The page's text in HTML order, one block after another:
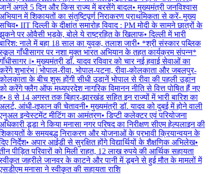
अगले 5 दिन और किस राज्य में बरसेंगे बादल• मुख्यमंत्री जनविश्वास
में शिकायतों का संतुष्टिपूर्ण निराकरण प्राथमिकता से करें- मुख्य
• IIT दिल्ली के दीक्षांत समारोह विवाद : PM मोदी के सामने छात्रों के
पर ओवैसी भड़के, बोले ये राष्ट्रहित के खिलाफ• दिल्ली में भारी
नाले में बहा 18 साल का युवक, तलाश जारी• *श्री संस्कार पब्लिक
गाँधीसागर पर नशा मुक्त भारत अभियान के तहत कार्यक्रम संपन्न*
||• मुख्यमंत्री डॉ. यादव रविवार को चार नई हवाई सेवाओं का
शुभारंभ | भोपाल-रीवा, भोपाल-पटना, रीवा-कोलकाता और जबलपुर-
के बीच शुरू होंगी सीधी उड़ानें भोपाल से रीवा की पहली उड़ान
करेंगे फ्लैग ऑफ मध्यप्रदेश नागरिक विमानन नीति से वित्त पोषित हैं नए
• 8 से 14 अगस्त तक बिहार-झारखंड सहित इन राज्यों में भारी बारिश का
आंधी-तूफान की चेतावनी• मुख्यमंत्री डॉ. यादव को दुबई में होने वाली
इन्वेस्टमेंट मीटिंग का आमंत्रण• डिप्टी कलेक्टर एवं परियोजना
डूडा ने किया मनासा नगर परिषद का निरीक्षण सीएम हेल्पलाइन की
के समयबद्ध निराकरण और योजनाओं के प्रभावी क्रियान्वयन के
निर्देश• अपार आईडी से सुरक्षित होंगे विद्यार्थियों के शैक्षणिक अभिलेख•
पीड़ित परिवारों को मिली राहत, 12 लाख रुपये की आर्थिक सहायता
जहरीले जानवर के काटने और पानी में डूबने से हुई मौत के मामलों में
मनासा ने स्वीकृत की सहायता राशि